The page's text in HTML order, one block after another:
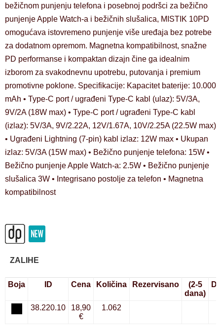
bežičnom punjenju telefona i posebnoj podršci za bežično
punjenje Apple Watch-a i bežičnih slušalica, MISTIK 10PD
omogućava istovremeno punjenje više uređaja bez potrebe
za dodatnom opremom. Magnetna kompatibilnost, snažne
PD performanse i kompaktan dizajn čine ga idealnim
izborom za svakodnevnu upotrebu, putovanja i premium
promotivne poklone. Specifikacije: Kapacitet baterije: 10.000
mAh • Type-C port / ugrađeni Type-C kabl (ulaz): 5V/3A,
9V/2A (18W max) • Type-C port / ugrađeni Type-C kabl
(izlaz): 5V/3A, 9V/2.22A, 12V/1.67A, 10V/2.25A (22.5W max)
• Ugrađeni Lightning (7-pin) kabl izlaz: 12W max • Ukupan
izlaz: 5V/3A (15W max) • Bežično punjenje telefona: 15W •
Bežično punjenje Apple Watch-a: 2.5W • Bežično punjenje
slušalica 3W • Integrisano postolje za telefon • Magnetna
kompatibilnost
ZALIHE
Boja ID Cena Količina Rezervisano
(2-5
dana)
38.220.10
18,90
€
1.062